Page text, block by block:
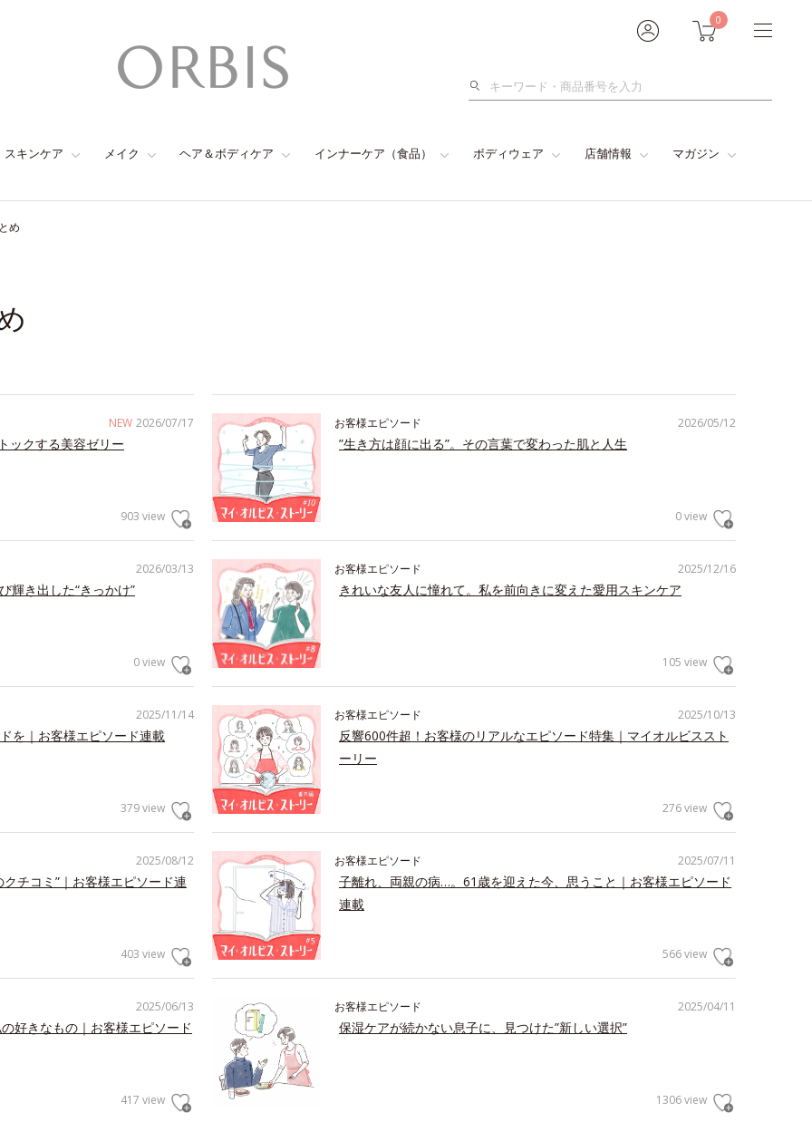
0
検
スキンケア メイク ヘア＆ボディケア インナーケア（食品） ボディウェア 店舗情報 マガジン
め
NEW 2026/07/17
ックする美容ゼリー
903 view
2026/05/12
お客様エピソード
”生き方は顔に出る”。その言葉で変わった肌と人生
0 view
2026/03/13
輝き出した“きっかけ”
0 view
2025/12/16
お客様エピソード
きれいな友人に憧れて。私を前向きに変えた愛用スキンケア
105 view
2025/11/14
を｜お客様エピソード連載
379 view
2025/10/13
お客様エピソード
反響600件超！お客様のリアルなエピソード特集｜マイオルビススト
ーリー
276 view
2025/08/12
チコミ”｜お客様エピソード連
403 view
2025/07/11
お客様エピソード
子離れ、両親の病…。61歳を迎えた今、思うこと｜お客様エピソード
連載
566 view
2025/06/13
好きなもの｜お客様エピソード
417 view
2025/04/11
お客様エピソード
保湿ケアが続かない息子に、見つけた”新しい選択”
1306 view